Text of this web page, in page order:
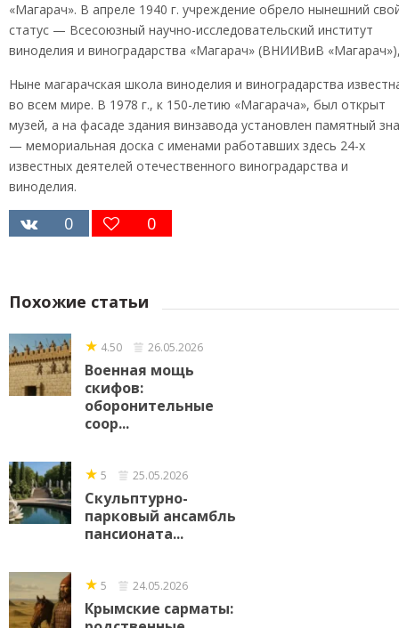
«Магарач». В апреле 1940 г. учреждение обрело нынешний
статус — Всесоюзный научно-исследовательский институт
виноделия и виноградарства «Магарач» (ВНИИВиВ
Ныне магарачская школа виноделия и виноградарства
во всем мире. В 1978 г., к 150-летию «Магарача», был открыт
музей, а на фасаде здания винзавода установлен памятный
— мемориальная доска с именами работавших здесь 24-х
известных деятелей отечественного виноградарства и
виноделия.
0 0
Похожие статьи
★ 4.50 26.05.2026
Военная мощь
скифов:
оборонительные
соор...
★ 5 25.05.2026
Скульптурно-
парковый ансамбль
пансионата...
★ 5 24.05.2026
Крымские сарматы: